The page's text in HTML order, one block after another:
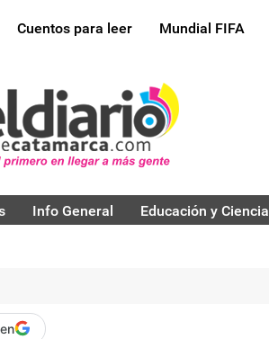
Cuentos para leer Mundial FIFA
Info General Educación y Ciencia